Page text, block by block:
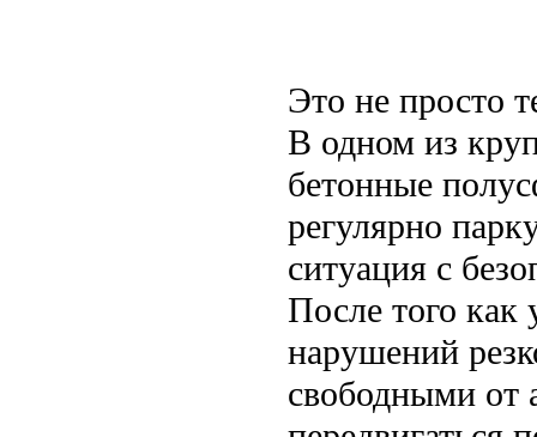
Это не просто
В одном из
бетонные
регулярно
ситуация с
После того как
нарушений
свободными от